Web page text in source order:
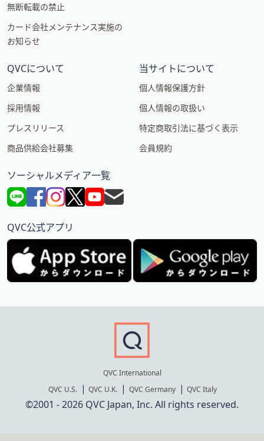
無断転載の禁止
カード会社メンテナンス実施の
お知らせ
QVCについて
企業情報
採用情報
プレスリリース
商品供給会社募集
当サイトについて
個人情報保護方針
個人情報の取扱い
特定商取引法に基づく表示
会員規約
ソーシャルメディア一覧
QVC公式アプリ
QVC International
QVC U.S.
QVC U.K. QVC Germany QVC Italy
©2001 - 2026 QVC Japan, Inc. All rights reserved.